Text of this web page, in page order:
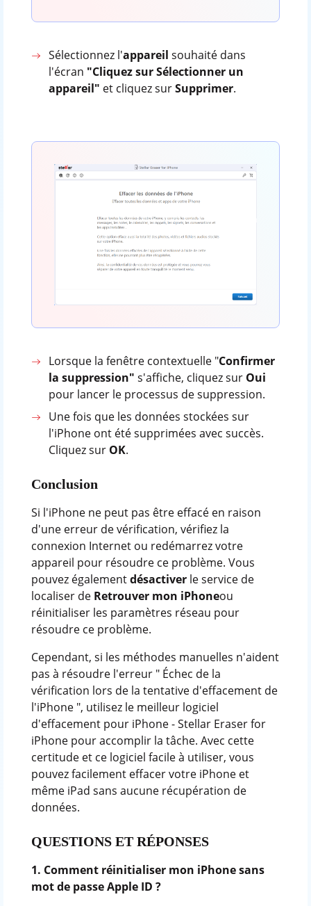
Sélectionnez l'appareilsouhaité dans
l'écran "Cliquez sur Sélectionner un
appareil" et cliquez surSupprimer.
Lorsque la fenêtre contextuelle "Confirmer
la suppression"s'affiche, cliquez sur Oui
pour lancer le processus de suppression.
Une fois que les données stockées sur
l'iPhone ont été supprimées avec succès.
Cliquez sur OK.
Conclusion
Si l'iPhone ne peut pas être effacé en raison
d'une erreur de vérification, vérifiez la
connexion Internet ou redémarrez votre
appareil pour résoudre ce problème. Vous
pouvez égalementdésactiver le service de
localiser de Retrouver mon iPhoneou
réinitialiser les paramètres réseau pour
résoudre ce problème.
Cependant, si les méthodes manuelles n'aident
pas à résoudre l'erreur " Échec de la
vérification lors de la tentative d'effacement de
l'iPhone ", utilisez le meilleur logiciel
d'effacement pour iPhone - Stellar Eraser for
iPhone pour accomplir la tâche. Avec cette
certitude et ce logiciel facile à utiliser, vous
pouvez facilement effacer votre iPhone et
même iPad sans aucune récupération de
données.
QUESTIONS ET RÉPONSES
1. Comment réinitialiser mon iPhone sans
mot de passe Apple ID ?